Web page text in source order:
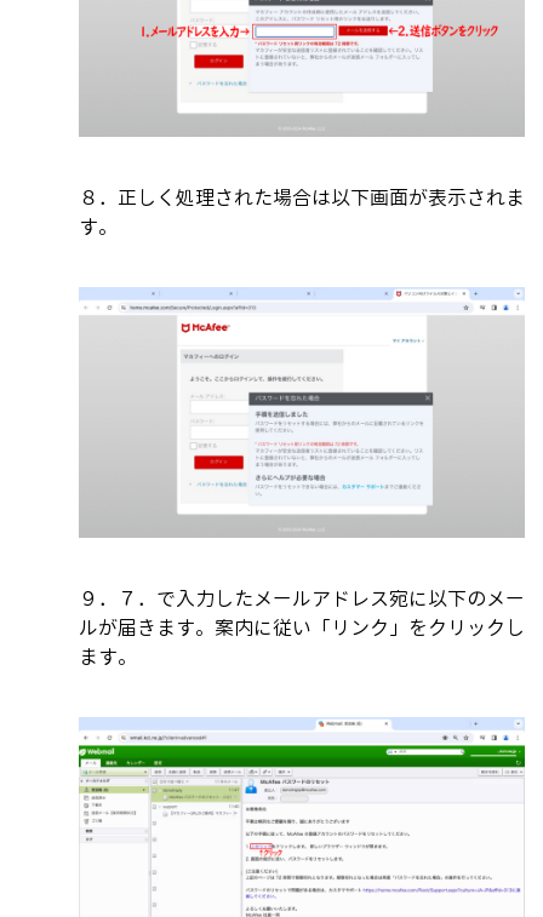
８．正しく処理された場合は以下画面が表示されま
す。
９．７．で入力したメールアドレス宛に以下のメー
ルが届きます。案内に従い「リンク」をクリックし
ます。